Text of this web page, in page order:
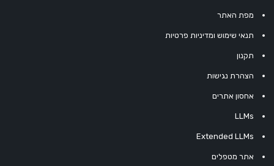
מפת האתר
תנאי שימוש ומדיניות פרטיות
תקנון
הצהרת נגישות
אחסון אתרים
LLMs
Extended LLMs
אתר מטפלים